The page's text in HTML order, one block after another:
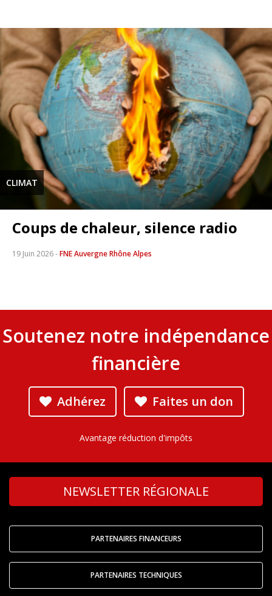
CLIMAT
Coups de chaleur, silence radio
19 Juin 2026-FNE Auvergne Rhône Alpes
Soutenez notre indépendance
financière
Adhérez Faites un don
Avantage réduction d'impôts
NEWSLETTER RÉGIONALE
PARTENAIRES FINANCEURS
PARTENAIRES TECHNIQUES